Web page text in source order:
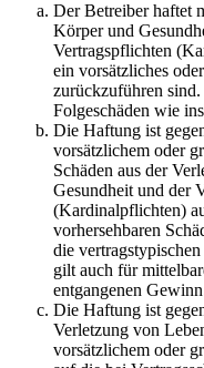
Der Betreiber haftet
Körper und
Vertragspflichten
ein vorsätzliches
zurückzuführen
Folgeschäden wie
Die Haftung ist
vorsätzlichem oder
Schäden aus der
Gesundheit und der
(Kardinalpflichten)
vorhersehbaren
die
gilt auch für
entgangenen
Die Haftung ist
Verletzung von
vorsätzlichem oder